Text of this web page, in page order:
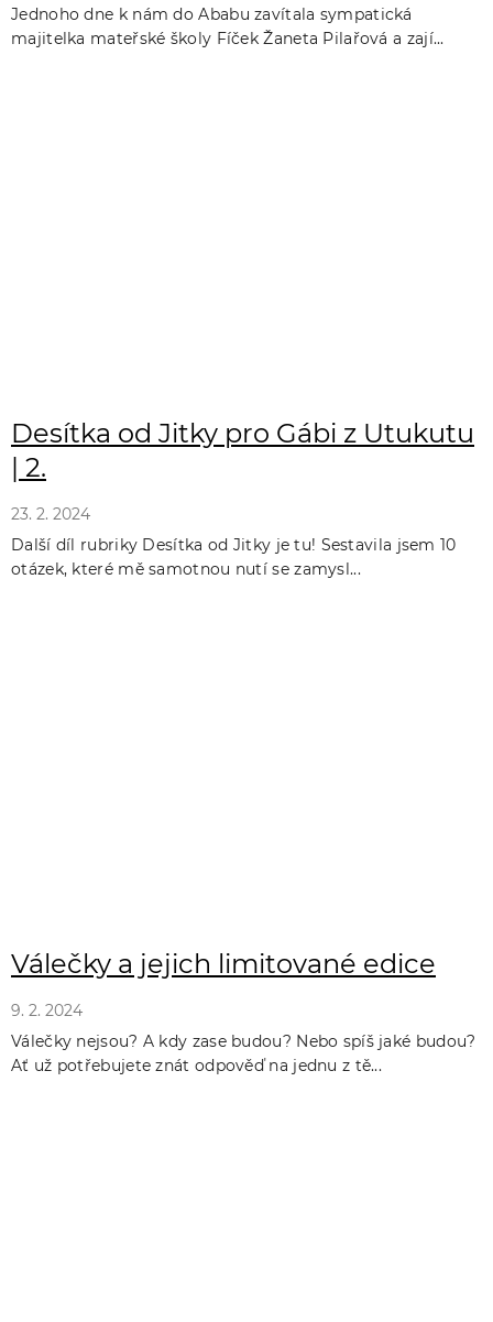
Jednoho dne k nám do Ababu zavítala sympatická
majitelka mateřské školy Fíček Žaneta Pilařová a zají...
Desítka od Jitky pro Gábi z Utukutu
| 2.
23. 2. 2024
Další díl rubriky Desítka od Jitky je tu! Sestavila jsem 10
otázek, které mě samotnou nutí se zamysl...
Válečky a jejich limitované edice
9. 2. 2024
Válečky nejsou? A kdy zase budou? Nebo spíš jaké budou?
Ať už potřebujete znát odpověď na jednu z tě...